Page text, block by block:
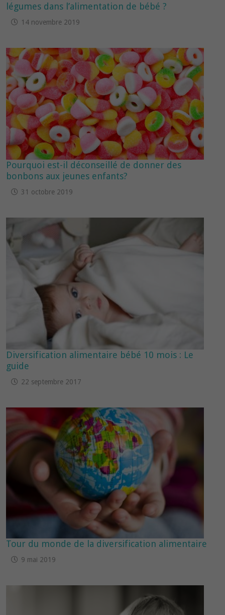
légumes dans l’alimentation de bébé ?
14 novembre 2019
Pourquoi est-il déconseillé de donner des
bonbons aux jeunes enfants?
31 octobre 2019
Diversification alimentaire bébé 10 mois : Le
guide
22 septembre 2017
Tour du monde de la diversification alimentaire
9 mai 2019